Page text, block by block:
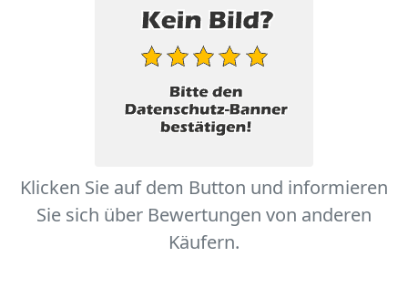
Klicken Sie auf dem Button und informieren
Sie sich über Bewertungen von anderen
Käufern.